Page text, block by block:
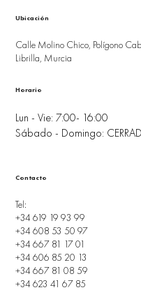
Ubicación
Calle Molino Chico, Polígono
Librilla, Murcia
Lun - Vie: 7:00- 16:00
Sábado - Domingo:
Horario
Tel:
+34 619 19 93 99
+34 608 53 50 97
+34 667 81 17 01
+34 606 85 20 13
+34 667 81 08 59
+34 623 41 67 85
Contacto